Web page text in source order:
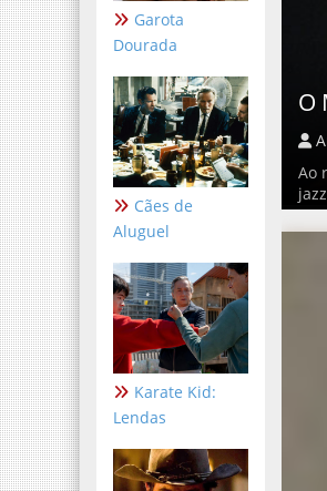
Garota
Dourada
Cães de
Aluguel
Karate Kid:
Lendas
O
Ao